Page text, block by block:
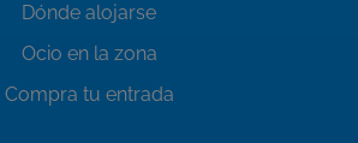
Dónde alojarse
Ocio en la zona
Compra tu entrada